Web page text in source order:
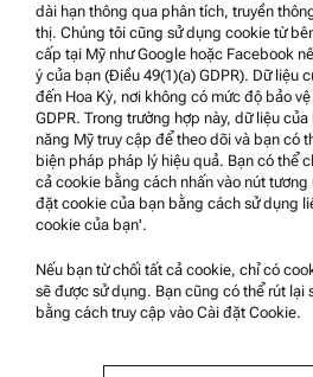
Nhãn hiệu
WHệ thống tố giác
Hỗ trợ sản phẩm
Dịch vụ được chứng nhận từ Anton Paar
Tuyên bố an toàn
Liên hệ chúng tôi
dài hạn thông qua phân tích, truyền
thị. Chúng tôi cũng sử dụng cookie từ
cấp tại Mỹ như Google hoặc Facebook
ý của bạn (Điều 49(1)(a) GDPR). Dữ liệu
đến Hoa Kỳ, nơi không có mức độ bảo
GDPR. Trong trường hợp này, dữ liệu
năng Mỹ truy cập để theo dõi và bạn có
biện pháp pháp lý hiệu quả. Bạn có thể
cả cookie bằng cách nhấn vào nút
đặt cookie của bạn bằng cách sử dụng
cookie của bạn'.
Nếu bạn từ chối tất cả cookie, chỉ có
sẽ được sử dụng. Bạn cũng có thể rút lại
bằng cách truy cập vào Cài đặt Cookie.